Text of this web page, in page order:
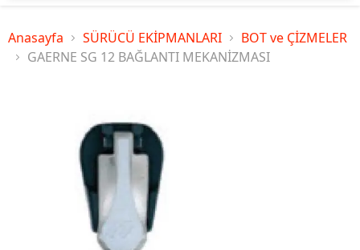
Anasayfa SÜRÜCÜ EKİPMANLARI
BOT ve ÇİZMELER
GAERNE SG 12 BAĞLANTI MEKANİZMASI